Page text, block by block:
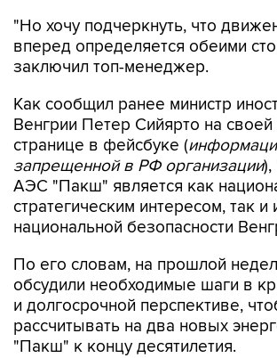
"Но хочу подчеркнуть, что
вперед определяется обеими
заключил топ-менеджер.
Как сообщил ранее министр
Венгрии Петер Сийярто на
странице в фейсбуке (
запрещенной в РФ организации
АЭС "Пакш" является как
стратегическим интересом, так и
национальной безопасности
По его словам, на прошлой
обсудили необходимые шаги в
и долгосрочной перспективе,
рассчитывать на два новых
"Пакш" к концу десятилетия.